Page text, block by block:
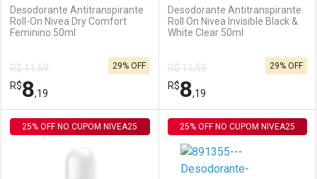
Comprar sem Desconto
Por R$ 29,30/cada
Comprar sem Desconto
Por R$ 29,30/cada
Comprar sem Desconto
Por R$ 99,99/cada
Comprar sem Desconto
Por R$ 99,99/cada
Desodorante Antitranspirante
Roll-On Nivea Dry Comfort
Feminino 50ml
R$ 11,59
R$8,19
29% OFF
FECHAR
FECHAR
Desodorante Antitranspirante
Roll On Nivea Invisible Black &
White Clear 50ml
R$ 11,59
R$8,19
29% OFF
Laboratório
Por Menos
25% OFF NO CUPOM NIVEA25 25% OFF NO CUPOM NIVEA25